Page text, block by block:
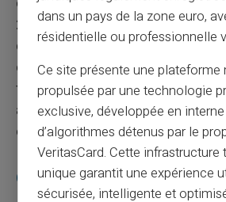
24/7, +44.207.534.8076, de
cartão seja imediatamente
obter, caso deseje, um cartão
fundos disponíveis serão
antigo cartão a seu cartão
os termos e condições)
Quem pode recarregar meu
dans un pays de la zone euro,
résidentielle ou professionnelle
Ce site présente une plateforme
propulsée par une technologie
exclusive, développée en interne
d’algorithmes détenus par le
VeritasCard. Cette
unique garantit une expérience
sécurisée, intelligente et